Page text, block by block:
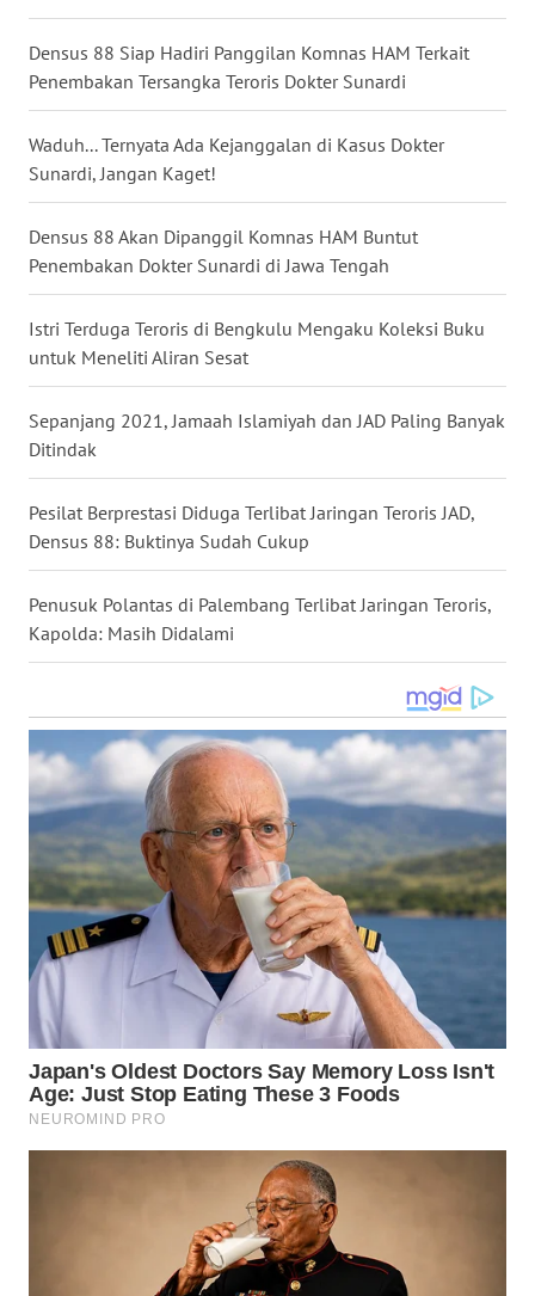
Densus 88 Siap Hadiri Panggilan Komnas HAM Terkait
Penembakan Tersangka Teroris Dokter Sunardi
Waduh... Ternyata Ada Kejanggalan di Kasus Dokter
Sunardi, Jangan Kaget!
Densus 88 Akan Dipanggil Komnas HAM Buntut
Penembakan Dokter Sunardi di Jawa Tengah
Istri Terduga Teroris di Bengkulu Mengaku Koleksi Buku
untuk Meneliti Aliran Sesat
Sepanjang 2021, Jamaah Islamiyah dan JAD Paling Banyak
Ditindak
Pesilat Berprestasi Diduga Terlibat Jaringan Teroris JAD,
Densus 88: Buktinya Sudah Cukup
Penusuk Polantas di Palembang Terlibat Jaringan Teroris,
Kapolda: Masih Didalami
BABEL
SUMBAR
SUMSEL
WN
BENGKULU
WN
LAMPUNG
WN
JATENG
WN
JATIM
WN
BALI
WN
KALBAR
KALTENG
WN
KALTARA